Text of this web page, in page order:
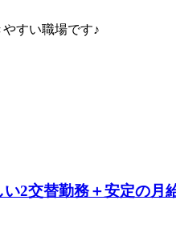
すい職場です♪
2交替勤務＋安定の